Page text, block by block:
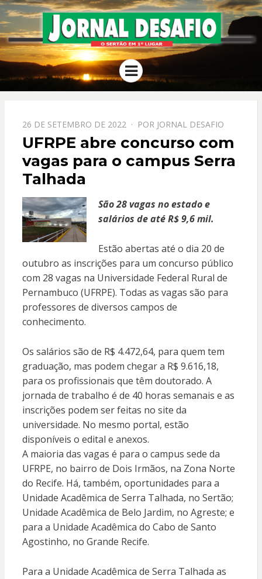
JORNAL
DESAFIO
O Sertão em 1º Lugar
Menu
PPOSTADO
EM
26 DE SETEMBRO DE 2022 POR JORNAL DESAFIO
UFRPE abre concurso com
vagas para o campus Serra
Talhada
São 28 vagas no estado e
salários de até R$ 9,6 mil.
Estão abertas até o dia 20 de
outubro as inscrições para um concurso público
com 28 vagas na Universidade Federal Rural de
Pernambuco (UFRPE). Todas as vagas são para
professores de diversos campos de
conhecimento.
Os salários são de R$ 4.472,64, para quem tem
graduação, mas podem chegar a R$ 9.616,18,
para os profissionais que têm doutorado. A
jornada de trabalho é de 40 horas semanais e as
inscrições podem ser feitas no site da
universidade. No mesmo portal, estão
disponíveis o edital e anexos.
A maioria das vagas é para o campus sede da
UFRPE, no bairro de Dois Irmãos, na Zona Norte
do Recife. Há, também, oportunidades para a
Unidade Acadêmica de Serra Talhada, no Sertão;
Unidade Acadêmica de Belo Jardim, no Agreste; e
para a Unidade Acadêmica do Cabo de Santo
Agostinho, no Grande Recife.
Para a Unidade Acadêmica de Serra Talhada as